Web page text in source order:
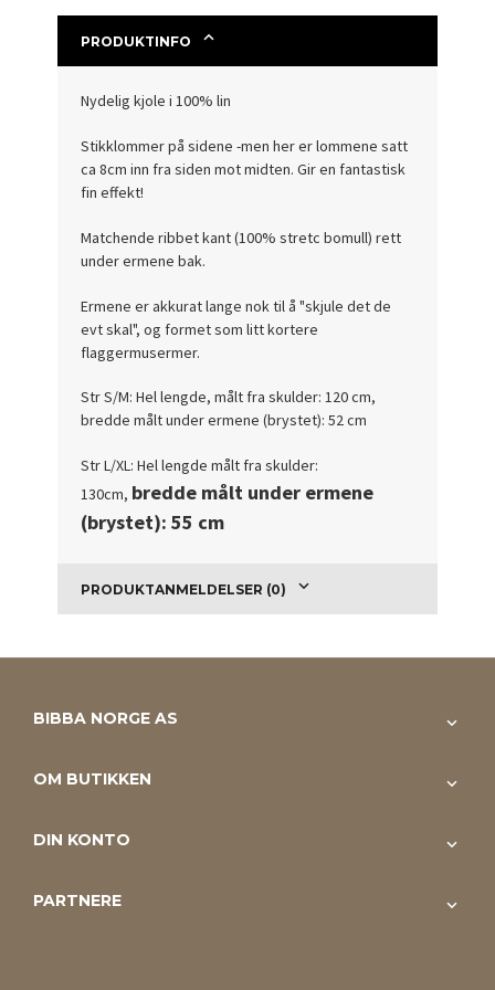
PRODUKTINFO
Nydelig kjole i 100% lin
Stikklommer på sidene -men her er lommene satt
ca 8cm inn fra siden mot midten. Gir en fantastisk
fin effekt!
Matchende ribbet kant (100% stretc bomull) rett
under ermene bak.
Ermene er akkurat lange nok til å "skjule det de
evt skal", og formet som litt kortere
flaggermusermer.
Str S/M: Hel lengde, målt fra skulder: 120 cm,
bredde målt under ermene (brystet): 52 cm
Str L/XL: Hel lengde målt fra skulder:
130cm, bredde målt under ermene
(brystet): 55 cm
PRODUKTANMELDELSER (0)
BIBBA NORGE AS
OM BUTIKKEN
DIN KONTO
PARTNERE